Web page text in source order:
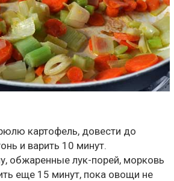
картофель, довести до
и варить 10 минут.
обжаренные лук-порей, морковь
еще 15 минут, пока овощи не